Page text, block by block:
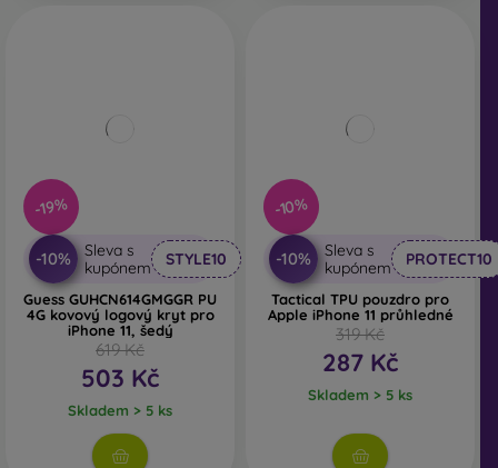
-19%
-10%
Sleva s
kupónem
STYLE10
Guess GUHCN614GMGGR PU
4G kovový logový kryt pro
iPhone 11, šedý
619 Kč
503 Kč
Skladem > 5 ks
-10%
-10%
Sleva s
kupónem
PROTECT10
Tactical TPU pouzdro pro
Apple iPhone 11 průhledné
319 Kč
287 Kč
Skladem > 5 ks